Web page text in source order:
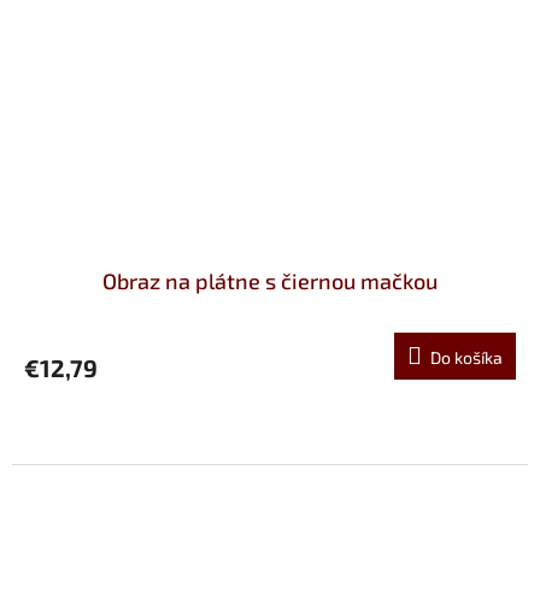
Obraz na plátne s čiernou mačkou
€12,79 Do košíka